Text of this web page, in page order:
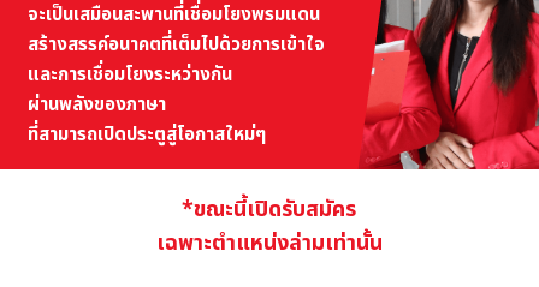
จะเป็นเสมือนสะพานที่เชื่อมโยงพรมแดน
สร้างสรรค์อนาคตที่เต็มไปด้วยการเข้าใจ
และการเชื่อมโยงระหว่างกัน
ผ่านพลังของภาษา
ที่สามารถเปิดประตูสู่โอกาสใหม่ๆ
*ขณะนี้เปิดรับสมัคร
เฉพาะตำแหน่งล่ามเท่านั้น